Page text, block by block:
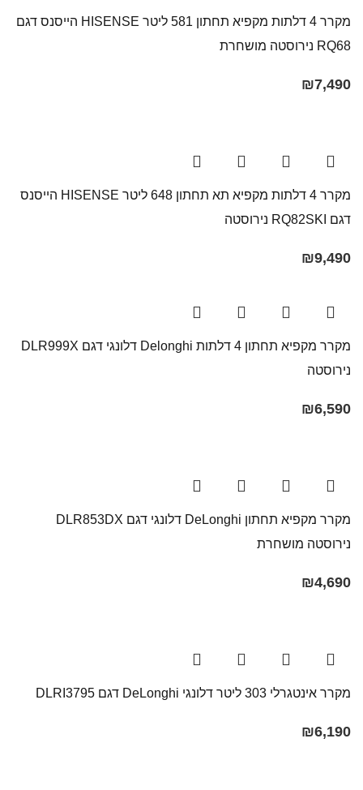
מקרר 4 דלתות מקפיא תחתון 581 ליטר HISENSE הייסנס דגם
RQ68 נירוסטה מושחרת
₪7,490
מקרר 4 דלתות מקפיא תא תחתון 648 ליטר HISENSE הייסנס
דגם RQ82SKI נירוסטה
₪9,490
מקרר מקפיא תחתון 4 דלתות Delonghi דלונגי דגם DLR999X
נירוסטה
₪6,590
מקרר מקפיא תחתון DeLonghi דלונגי דגם DLR853DX
נירוסטה מושחרת
₪4,690
מקרר אינטגרלי 303 ליטר דלונגי DeLonghi דגם DLRI3795
₪6,190